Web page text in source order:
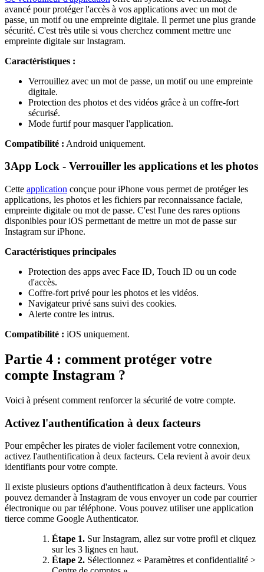
avancé pour protéger l'accès à vos applications avec un mot de
passe, un motif ou une empreinte digitale. Il permet une plus grande
sécurité. C'est très utile si vous cherchez comment mettre une
empreinte digitale sur Instagram.
Caractéristiques :
Verrouillez avec un mot de passe, un motif ou une empreinte
digitale.
Protection des photos et des vidéos grâce à un coffre-fort
sécurisé.
Mode furtif pour masquer l'application.
Compatibilité : Android uniquement.
3App Lock - Verrouiller les applications et les photos
Cette application conçue pour iPhone vous permet de protéger les
applications, les photos et les fichiers par reconnaissance faciale,
empreinte digitale ou mot de passe. C'est l'une des rares options
disponibles pour iOS permettant de mettre un mot de passe sur
Instagram sur iPhone.
Caractéristiques principales
Protection des apps avec Face ID, Touch ID ou un code
d'accès.
Coffre-fort privé pour les photos et les vidéos.
Navigateur privé sans suivi des cookies.
Alerte contre les intrus.
Compatibilité : iOS uniquement.
Partie 4 : comment protéger votre
compte Instagram ?
Voici à présent comment renforcer la sécurité de votre compte.
Activez l'authentification à deux facteurs
Pour empêcher les pirates de violer facilement votre connexion,
activez l'authentification à deux facteurs. Cela revient à avoir deux
identifiants pour votre compte.
Il existe plusieurs options d'authentification à deux facteurs. Vous
pouvez demander à Instagram de vous envoyer un code par courrier
électronique ou par téléphone. Vous pouvez utiliser une application
tierce comme Google Authenticator.
Étape 1. Sur Instagram, allez sur votre profil et cliquez
sur les 3 lignes en haut.
Étape 2. Sélectionnez « Paramètres et confidentialité >